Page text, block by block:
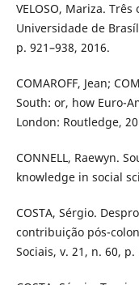
VELOSO, Mariza.
Universidade de
p. 921–938, 2016.
COMAROFF, Jean;
South: or, how Euro-
London: Routledge,
CONNELL, Raewyn.
knowledge in social
COSTA, Sérgio.
contribuição pós-
Sociais, v. 21, n. 60, p.